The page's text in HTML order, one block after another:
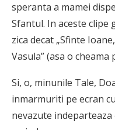
speranta a mamei
Sfantul. In aceste clipe
zica decat „Sfinte
Vasula” (asa o cheama
Si, o, minunile Tale,
inmarmuriti pe ecran
nevazute